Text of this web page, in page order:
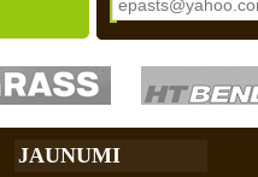
JAUNUMI